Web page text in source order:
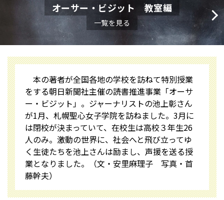
オーサー・ビジット 教室編
一覧を見る
本の著者が全国各地の学校を訪ねて特別授業
をする朝日新聞社主催の読書推進事業「オーサ
ー・ビジット」。ジャーナリストの池上彰さん
が1月、札幌聖心女子学院を訪ねました。3月に
は閉校が決まっていて、在校生は高校３年生26
人のみ。激動の世界に、社会へと飛び立ってゆ
く生徒たちを池上さんは励まし、声援を送る授
業となりました。（文・安里麻理子 写真・首
藤幹夫）